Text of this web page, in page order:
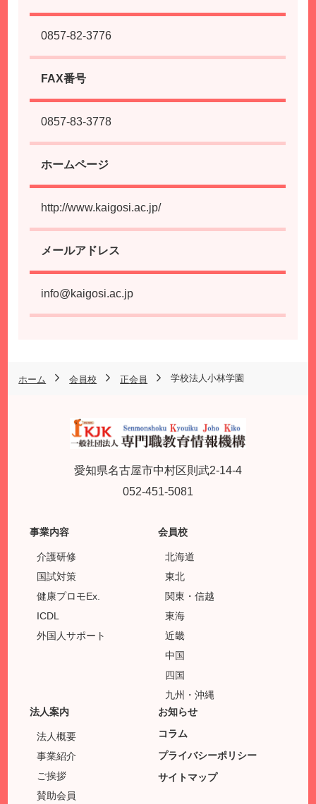
0857-82-3776
FAX番号
0857-83-3778
ホームページ
http://www.kaigosi.ac.jp/
メールアドレス
info@kaigosi.ac.jp
ホーム 会員校 正会員 学校法人小林学園
愛知県名古屋市中村区則武2-14-4
052-451-5081
事業内容
介護研修
国試対策
健康プロモEx.
ICDL
外国人サポート
会員校
北海道
東北
関東・信越
東海
近畿
中国
四国
九州・沖縄
法人案内
法人概要
事業紹介
ご挨拶
賛助会員
お知らせ
コラム
プライバシーポリシー
サイトマップ